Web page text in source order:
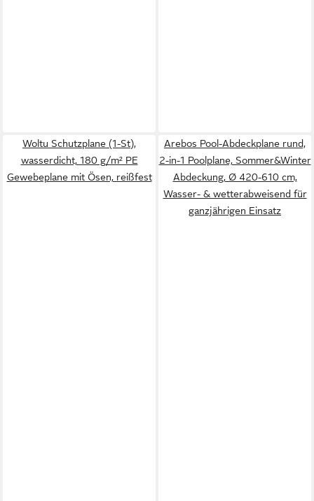
Woltu Schutzplane (1-St),
wasserdicht, 180 g/m² PE
Gewebeplane mit Ösen, reißfest
Arebos Pool-Abdeckplane rund,
2-in-1 Poolplane, Sommer&Winter
Abdeckung, Ø 420-610 cm,
Wasser- & wetterabweisend für
ganzjährigen Einsatz